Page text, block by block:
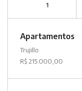
1
Apartamentos
Trujillo
R$ 215.000,00